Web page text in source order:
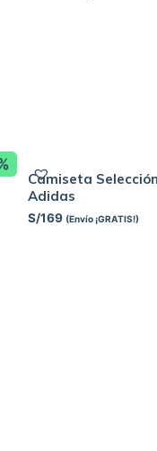
Camiseta
Adidas
S/169 (Envío ¡GRATIS!)